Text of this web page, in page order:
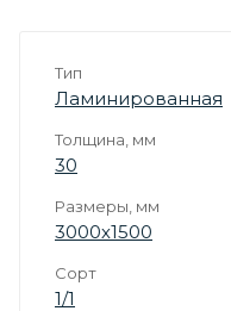
Тип
Ламинированная
Толщина, мм
30
Размеры, мм
3000х1500
Сорт
1/1